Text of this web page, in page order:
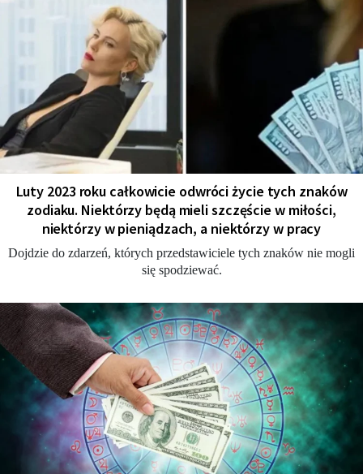
Luty 2023 roku całkowicie odwróci życie tych znaków
zodiaku. Niektórzy będą mieli szczęście w miłości,
niektórzy w pieniądzach, a niektórzy w pracy
Dojdzie do zdarzeń, których przedstawiciele tych znaków nie mogli
się spodziewać.